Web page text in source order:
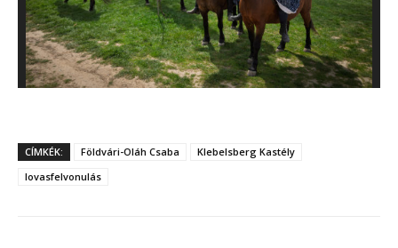
CÍMKÉK: Földvári-Oláh Csaba
Klebelsberg Kastély
lovasfelvonulás